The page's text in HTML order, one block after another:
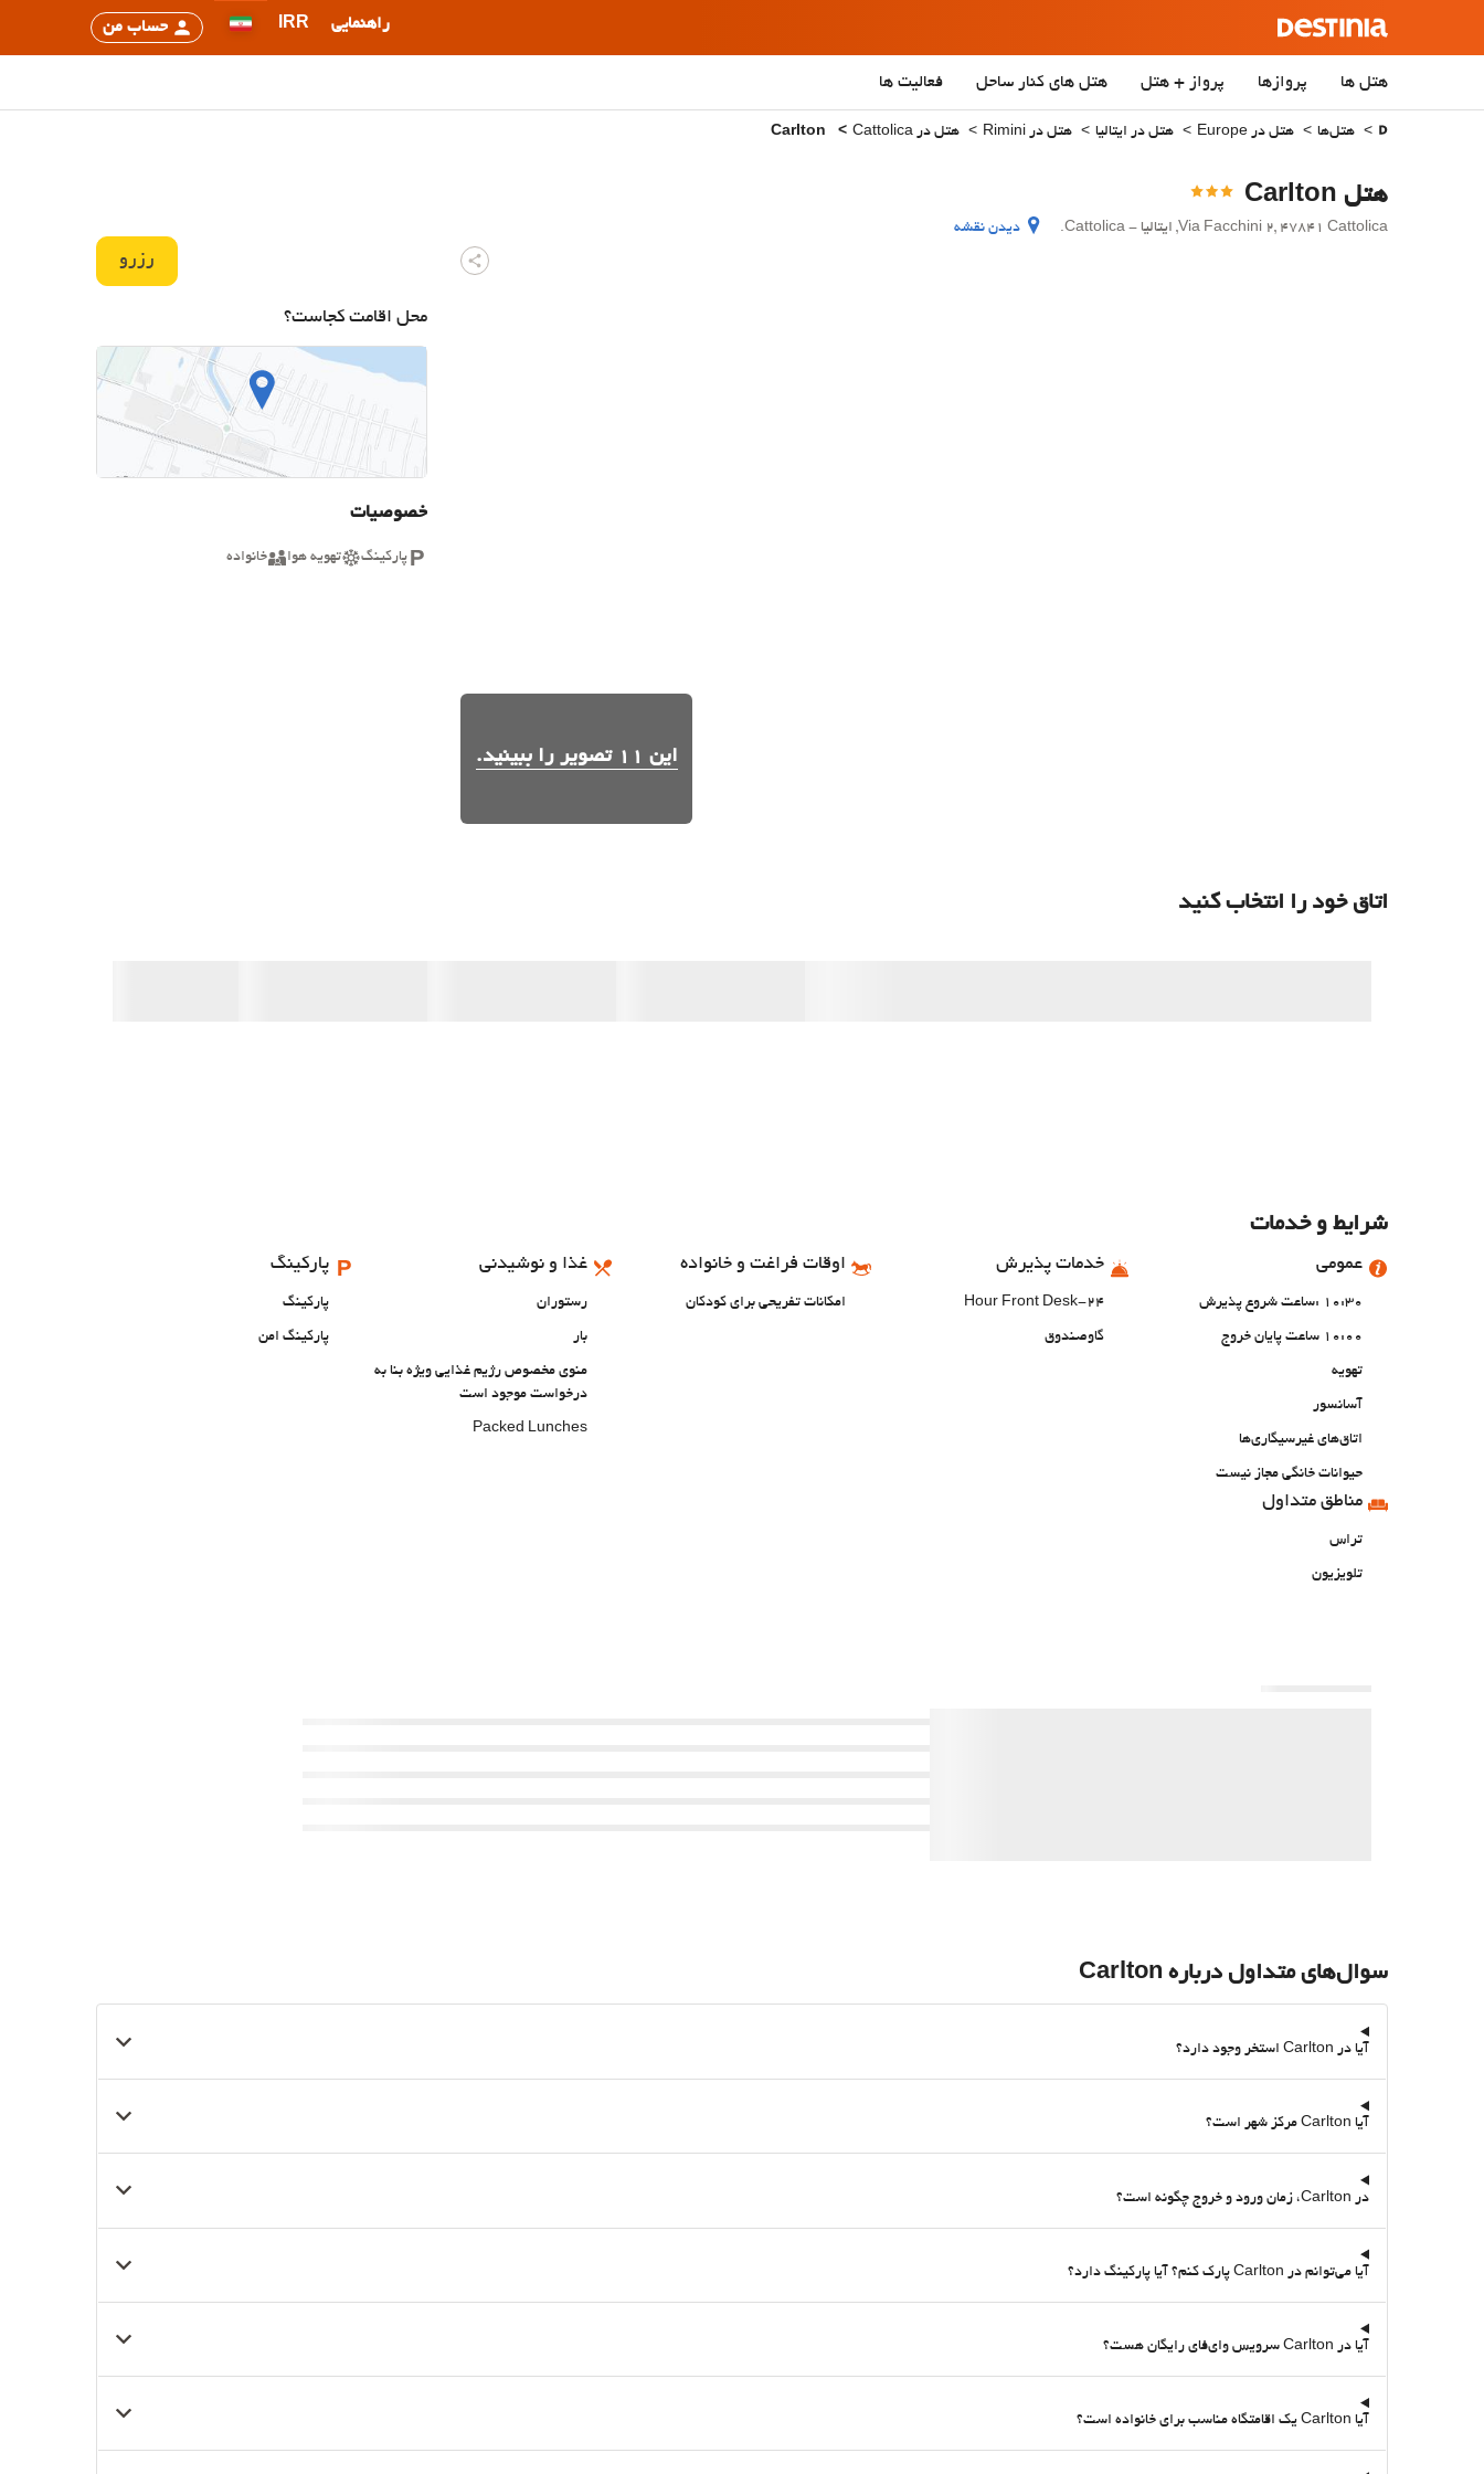
راهنمایی IRR حساب من
هتل ها پروازها پرواز + هتل هتل‌ های کنار ساحل فعالیت ها
هتل‌ها هتل در Europe هتل در ایتالیا هتل در Rimini هتل در Cattolica
هتل Carlton
Via Facchini 2, 47841 Cattolica, ایتالیا - Cattolica. دیدن نقشه
رزرو
این 11 تصویر را ببینید.
محل اقامت کجاست؟
خصوصیات
پارکینگ تهویه هوا خانواده
اتاق خود را انتخاب کنید
شرایط و خدمات
عمومی
10:30 :ساعت شروع پذیرش
10:00 ساعت پایان خروج
تهویه
آسانسور
اتاق‌های غیرسیگاری‌ها
حیوانات خانگی مجاز نیست
خدمات پذیرش
24-Hour Front Desk
گاوصندوق
اوقات فراغت و خانواده
امکانات تفریحی برای کودکان
غذا و نوشیدنی
رستوران
بار
منوی مخصوص رژیم غذایی ویژه بنا به
درخواست موجود است
Packed Lunches
پارکینگ
پارکینگ
پارکینگ امن
مناطق متداول
تراس
تلویزیون
سوال‌های متداول درباره Carlton
آیا در Carlton استخر وجود دارد؟
آیا Carlton مرکز شهر است؟
در Carlton، زمان ورود و خروج چگونه است؟
آیا می‌توانم در Carlton پارک کنم؟ آیا پارکینگ دارد؟
آیا در Carlton سرویس وای‌فای رایگان هست؟
آیا Carlton یک اقامتگاه مناسب برای خانواده است؟